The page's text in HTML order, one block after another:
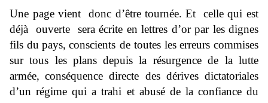
Une page vient donc d’être tournée. Et celle qui est
déjà ouvertesera écrite en lettres d’or par les dignes
fils du pays, conscients de toutes les erreurs commises
sur tous les plans depuis la résurgence de la lutte
armée, conséquence directe des dérives dictatoriales
d’un régime qui a trahi et abusé de la confiance du